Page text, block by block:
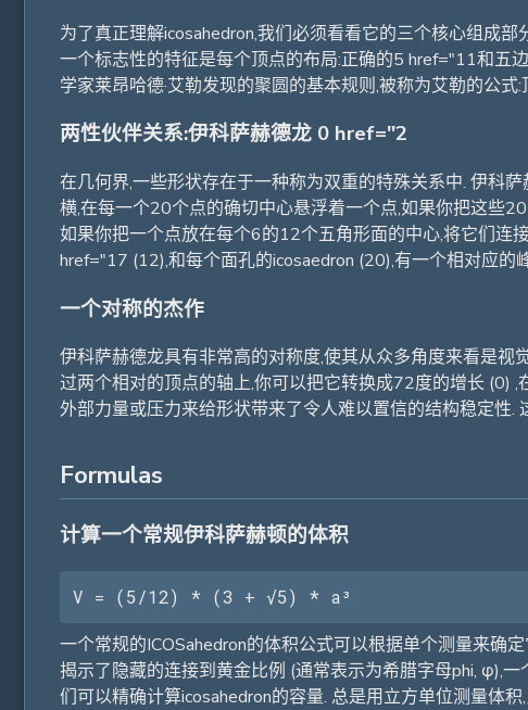
为了真正理解icosahedron,我们必须看看它的三个核心组成
一个标志性的特征是每个顶点的布局:正确的5 href="11和五
学家莱昂哈德·艾勒发现的聚圆的基本规则,被称为艾勒的公
两性伙伴关系:伊科萨赫德龙 0 href="2
在几何界,一些形状存在于一种称为双重的特殊关系中. 伊科
横,在每一个20个点的确切中心悬浮着一个点,如果你把这些
如果你把一个点放在每个6的12个五角形面的中心,将它们连
href="17 (12),和每个面孔的icosaedron (20),有一个相对应的
一个对称的杰作
伊科萨赫德龙具有非常高的对称度,使其从众多角度来看是
过两个相对的顶点的轴上,你可以把它转换成72度的增长 (0)
外部力量或压力来给形状带来了令人难以置信的结构稳定性.
Formulas
计算一个常规伊科萨赫顿的体积
V = (5/12) * (3 + √5) * a³
一个常规的ICOSahedron的体积公式可以根据单个测量来确
揭示了隐藏的连接到黄金比例 (通常表示为希腊字母phi, φ),
们可以精确计算icosahedron的容量. 总是用立方单位测量体